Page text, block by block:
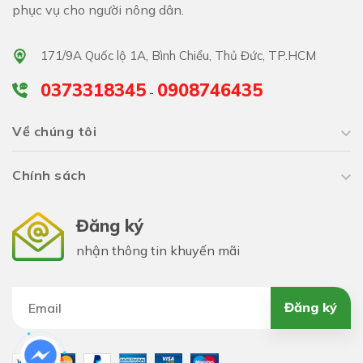
khoảng 50 cm, thân và lá có màu xanh lục nhạt, có lông,
mép lá có răng cưa, có mùi thơm giữa mùi chanh và sả.
- Cả thân và lá đều có thể dùng làm rau
ăn sống hoặc nấu canh rất ngon.
phục vụ cho người nông dân.
171/9A Quốc lộ 1A, Bình Chiểu, Thủ Đức, TP.HCM
0373318345 - 0908746435
Về chúng tôi
Chính sách
Đăng ký
nhận thông tin khuyến mãi
Đăng ký